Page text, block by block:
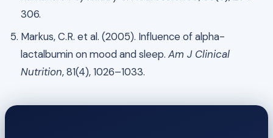
306.
Markus, C.R. et al. (2005). Influence of alpha-
lactalbumin on mood and sleep. Am J Clinical
Nutrition, 81(4), 1026–1033.